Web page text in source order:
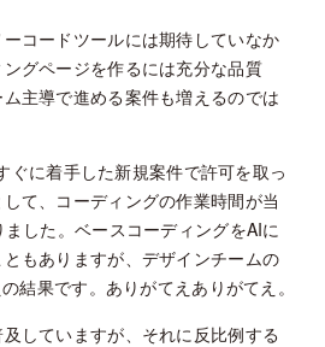
コードツールには期待していなか
グページを作るには充分な品質
主導で進める案件も増えるのでは
ぐに着手した新規案件で許可を取っ
て、コーディングの作業時間が当
した。ベースコーディングをAIに
もありますが、デザインチームの
結果です。ありがてえありがてえ。
していますが、それに反比例する